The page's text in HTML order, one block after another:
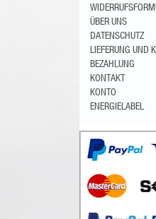
ÜBER UNS
DATENSCHUTZ
LIEFERUNG UND
BEZAHLUNG
KONTAKT
KONTO
ENERGIELABEL